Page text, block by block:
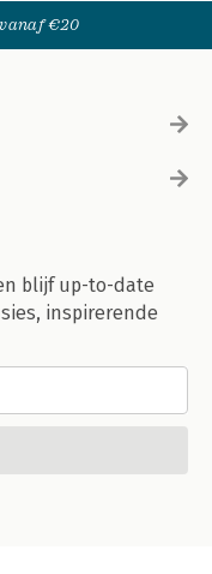
€20
blijf up-to-date
inspirerende